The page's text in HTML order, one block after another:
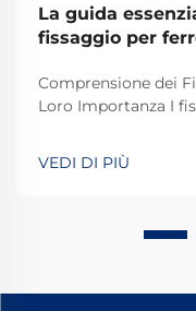
La guida
fissaggio per
Comprensione dei
Loro Importanza I
stabili e sicuri i
quotidiane. La
VEDI DI PIÙ